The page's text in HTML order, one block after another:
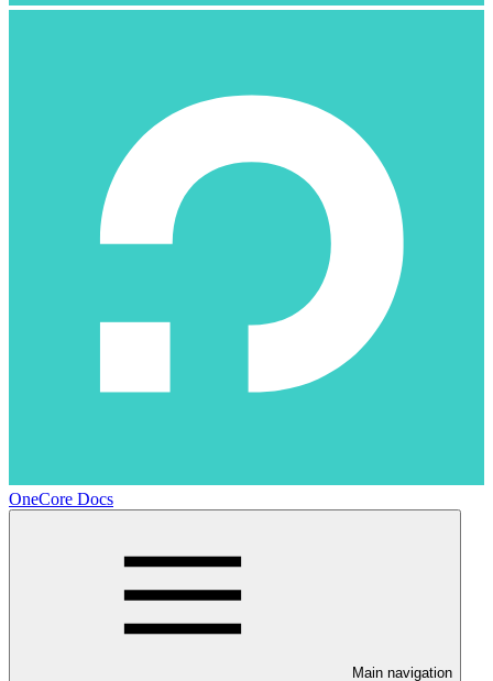
OneCore Docs
Main navigation